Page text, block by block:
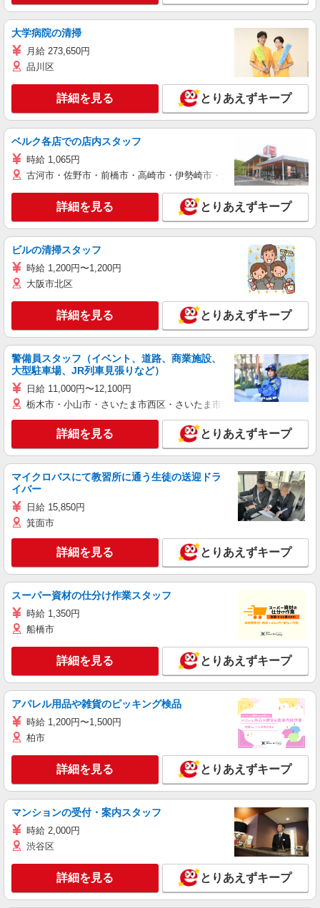
大学病院の清掃
月給 273,650円
品川区
詳細を見る とりあえずキープ
ベルク各店での店内スタッフ
時給 1,065円
古河市・佐野市・前橋市・高崎市・伊勢崎市・太田市・館林市・藤
詳細を見る とりあえずキープ
ビルの清掃スタッフ
時給 1,200円〜1,200円
大阪市北区
詳細を見る とりあえずキープ
警備員スタッフ（イベント、道路、商業施設、
大型駐車場、JR列車見張りなど）
日給 11,000円〜12,100円
栃木市・小山市・さいたま市西区・さいたま市岩槻区・久喜市・蓮田
詳細を見る とりあえずキープ
マイクロバスにて教習所に通う生徒の送迎ドラ
イバー
日給 15,850円
箕面市
詳細を見る とりあえずキープ
スーパー資材の仕分け作業スタッフ
時給 1,350円
船橋市
詳細を見る とりあえずキープ
アパレル用品や雑貨のピッキング検品
時給 1,200円〜1,500円
柏市
詳細を見る とりあえずキープ
マンションの受付・案内スタッフ
時給 2,000円
渋谷区
詳細を見る とりあえずキープ